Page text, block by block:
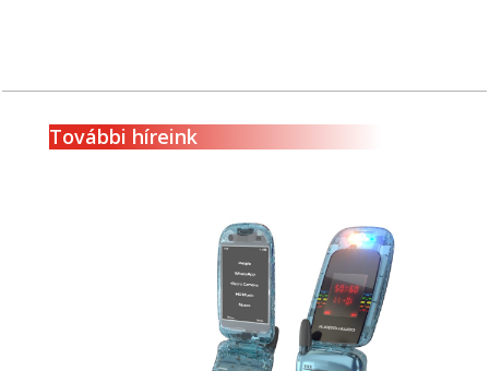
További híreink